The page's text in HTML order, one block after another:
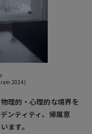
2024)
理的・心理的な境界を
ンティティ、帰属意
ます。